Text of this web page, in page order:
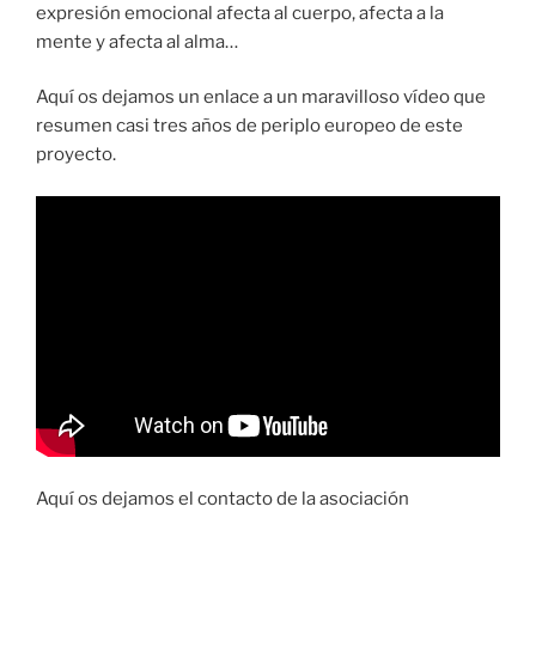
expresión emocional afecta al cuerpo, afecta a la
mente y afecta al alma…
Aquí os dejamos un enlace a un maravilloso vídeo que
resumen casi tres años de periplo europeo de este
proyecto.
Aquí os dejamos el contacto de la asociación